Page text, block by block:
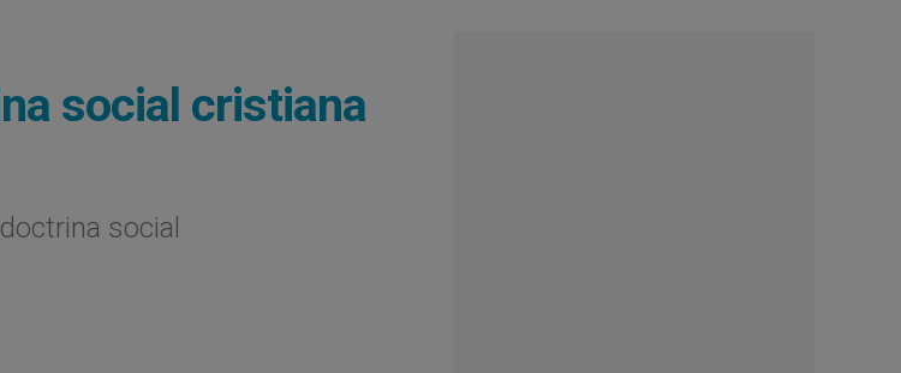
social cristiana
social